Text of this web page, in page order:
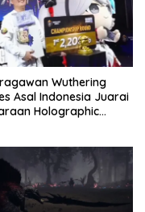
Wuthering
Asal Indonesia Juarai
Holographic